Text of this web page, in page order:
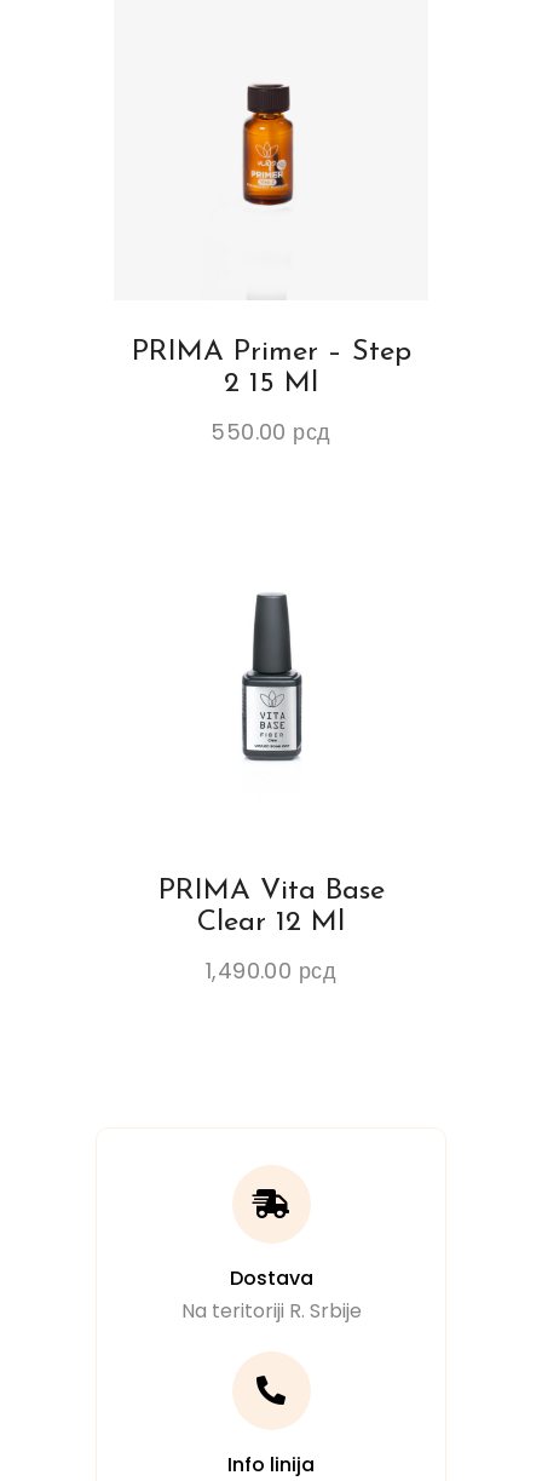
PRIMA Primer – Step
2 15 Ml
550.00 рсд
PRIMA Vita Base
Clear 12 Ml
1,490.00 рсд
Dostava
Na teritoriji R. Srbije
Info linija